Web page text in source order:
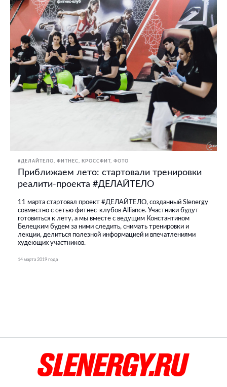
#ДЕЛАЙТЕЛО ФИТНЕС, КРОССФИТ ФОТО
Приближаем лето: стартовали тренировки
реалити-проекта #ДЕЛАЙТЕЛО
11 марта стартовал проект #ДЕЛАЙТЕЛО, созданный Slenergy
совместно с сетью фитнес-клубов Alliance. Участники будут
готовиться к лету, а мы вместе с ведущим Константином
Белецким будем за ними следить, снимать тренировки и
лекции, делиться полезной информацией и впечатлениями
худеющих участников.
14 марта 2019 года